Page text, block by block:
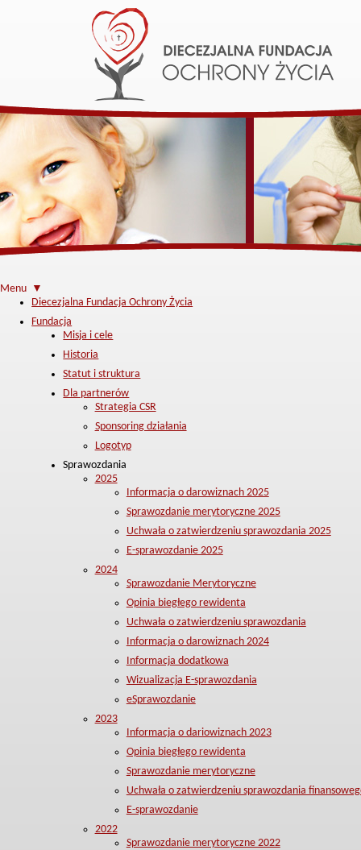
Menu ▼
Diecezjalna Fundacja Ochrony Życia
Fundacja
Misja i cele
Historia
Statut i struktura
Dla partnerów
Strategia CSR
Sponsoring działania
Logotyp
Sprawozdania
2025
Informacja o darowiznach 2025
Sprawozdanie merytoryczne 2025
Uchwała o zatwierdzeniu sprawozdania 2025
E-sprawozdanie 2025
2024
Sprawozdanie Merytoryczne
Opinia biegłego rewidenta
Uchwała o zatwierdzeniu sprawozdania
Informacja o darowiznach 2024
Informacja dodatkowa
Wizualizacja E-sprawozdania
eSprawozdanie
2023
Informacja o dariowiznach 2023
Opinia biegłego rewidenta
Sprawozdanie merytoryczne
Uchwała o zatwierdzeniu sprawozdania
E-sprawozdanie
2022
Sprawozdanie merytoryczne 2022